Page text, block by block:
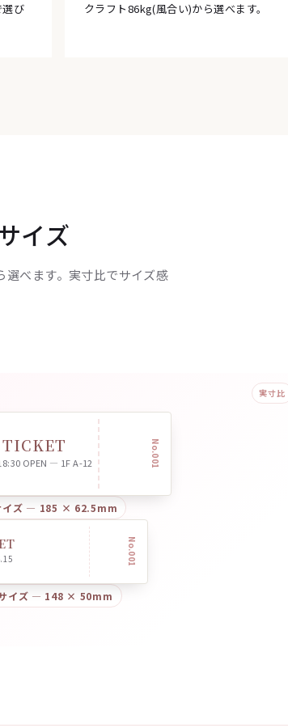
び
クラフト86kg(風合い)から選べます。
イズ
選べます。実寸比でサイズ感
OPEN — 1F A-12 No.001
イズ — 185 × 62.5mm
No.001
イズ — 148 × 50mm